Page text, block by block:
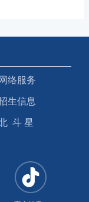
网络服务
生信息
斗 星